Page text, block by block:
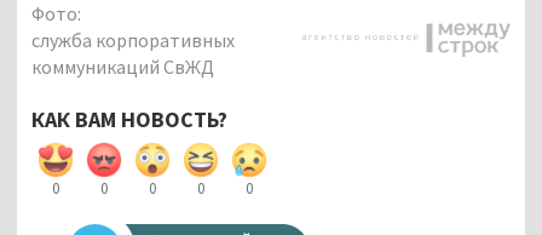
Фото:
служба корпоративных
коммуникаций СвЖД
КАК ВАМ НОВОСТЬ?
0 0 0 0 0